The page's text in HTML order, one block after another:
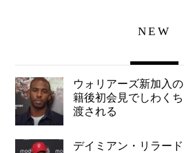
NEW
ウォリアーズ新加入
籍後初会見でしわく
渡される
デイミアン・リラー